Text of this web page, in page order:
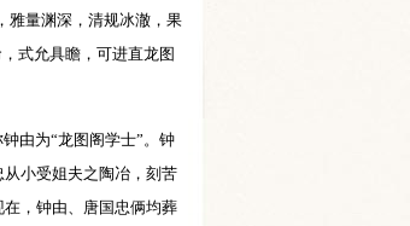
雅量渊深，清规冰澈，果
式允具瞻，可进直龙图
由为“龙图阁学士”。钟
小受姐夫之陶冶，刻苦
，钟由、唐国忠俩均葬